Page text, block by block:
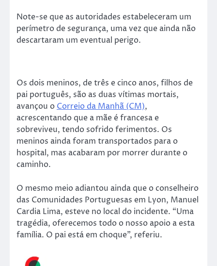
Note-se que as autoridades estabeleceram um
perímetro de segurança, uma vez que ainda não
descartaram um eventual perigo.
Os dois meninos, de três e cinco anos, filhos de
pai português, são as duas vítimas mortais,
avançou oCorreio da Manhã (CM),
acrescentando que a mãe é francesa e
sobreviveu, tendo sofrido ferimentos. Os
meninos ainda foram transportados para o
hospital, mas acabaram por morrer durante o
caminho.
O mesmo meio adiantou ainda que o conselheiro
das Comunidades Portuguesas em Lyon, Manuel
Cardia Lima, esteve no local do incidente. “Uma
tragédia, oferecemos todo o nosso apoio a esta
família. O pai está em choque”, referiu.